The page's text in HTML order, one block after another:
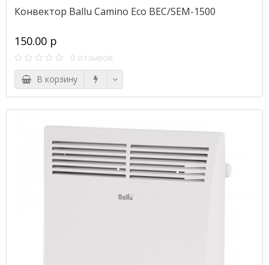
Конвектор Ballu Camino Eco BEC/SEM-1500
150.00 р
0 отзывов
В корзину